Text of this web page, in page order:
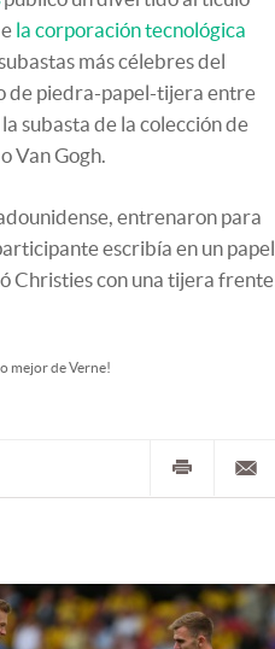
la corporación tecnológica
más célebres del
de piedra-papel-tijera entre
subasta de la colección de
Van Gogh.
entrenaron para
escribía en un papel
Christies con una tijera frente
mejor de Verne!